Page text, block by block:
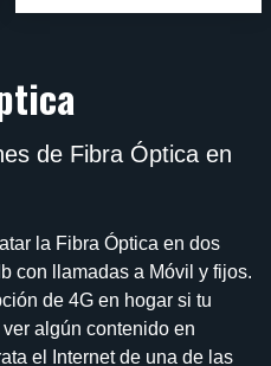
de Fibra Óptica en
la Fibra Óptica en dos
con llamadas a Móvil y fijos.
de 4G en hogar si tu
algún contenido en
el Internet de una de las